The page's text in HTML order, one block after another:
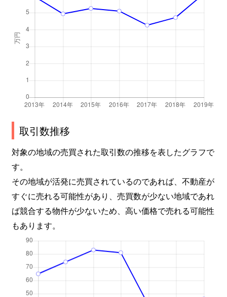
取引数推移
対象の地域の売買された取引数の推移を表したグラフで
す。
その地域が活発に売買されているのであれば、不動産が
すぐに売れる可能性があり、売買数が少ない地域であれ
ば競合する物件が少ないため、高い価格で売れる可能性
もあります。